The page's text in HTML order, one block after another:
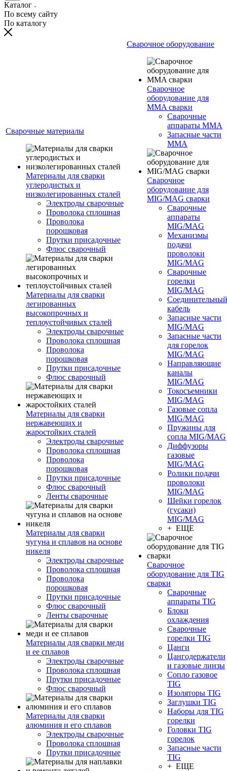
Каталог
По всему сайту
По каталогу
Сварочные материалы
Материалы для сварки
углеродистых и
низколегированных сталей
Электроды сварочные
Проволока сплошная
Проволока
порошковая
Прутки присадочные
Флюс сварочный
Материалы для сварки
легированных
высокопрочных и
теплоустойчивых сталей
Электроды сварочные
Проволока сплошная
Проволока
порошковая
Прутки присадочные
Флюс сварочный
Материалы для сварки
нержавеющих и
жаростойких сталей
Электроды сварочные
Проволока сплошная
Проволока
порошковая
Прутки присадочные
Флюс сварочный
Ленты сварочные
Материалы для сварки
чугуна и сплавов на основе
никеля
Электроды сварочные
Проволока сплошная
Проволока
порошковая
Прутки присадочные
Флюс сварочный
Ленты сварочные
Материалы для сварки меди
и ее сплавов
Электроды сварочные
Проволока сплошная
Прутки присадочные
Флюс сварочный
Материалы для сварки
алюминия и его сплавов
Электроды сварочные
Проволока сплошная
Прутки присадочные
Сварочное оборудование
Сварочное
оборудование для
MMA сварки
Сварочные
аппараты MMA
Запасные части
MMA
Сварочное
оборудование для
MIG/MAG сварки
Сварочные
аппараты
MIG/MAG
Механизмы
подачи
проволоки
MIG/MAG
Сварочные
горелки
MIG/MAG
Соединительный
кабель
Запасные части
MIG/MAG
Запасные части
для горелок
MIG/MAG
Направляющие
каналы
MIG/MAG
Токосъемники
MIG/MAG
Газовые сопла
MIG/MAG
Пружины для
сопла MIG/MAG
Диффузоры
газовые
MIG/MAG
Ролики подачи
проволоки
MIG/MAG
Шейки горелок
(гусаки)
MIG/MAG
+ ЕЩЕ
Сварочное
оборудование для TIG
сварки
Сварочные
аппараты TIG
Блоки
охлаждения
Сварочные
горелки TIG
Цанги
Цангодержатели
и газовые линзы
Сопло газовое
TIG
Изоляторы TIG
Заглушки TIG
Наборы для TIG
горелки
Головки TIG
горелок
Запасные части
TIG
+ ЕЩЕ